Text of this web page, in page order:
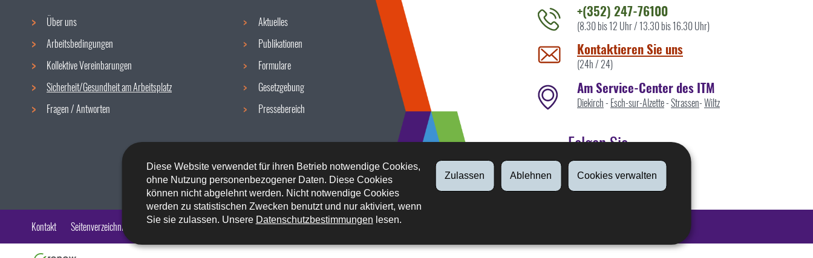
Diese Website verwendet für ihren Betrieb notwendige Cookies,
ohne Nutzung personenbezogener Daten. Diese Cookies
können nicht abgelehnt werden. Nicht notwendige Cookies
werden zu statistischen Zwecken benutzt und nur aktiviert, wenn
Sie sie zulassen. Unsere Datenschutzbestimmungen lesen.
Zulassen Ablehnen Cookies verwalten
Navigationsmenü
Über uns
Arbeitsbedingungen
Kollektive Vereinbarungen
Sicherheit/Gesundheit am Arbeitsplatz
Fragen / Antworten
Aktuelles
Publikationen
Formulare
Gesetzgebung
Pressebereich
Kontaktieren
Sie
uns
+(352) 247-76100
(8.30 bis 12 Uhr / 13.30 bis 16.30 Uhr)
Kontaktieren Sie uns
(24h / 24)
Am Service-Center des ITM
Diekirch- Esch-sur-Alzette-Strassen-Wiltz
Folgen Sie
Linkedin
Kontakt Seitenverzeichnis Impressum Barrierefreiheit Rechtliche Aspekte Datenschutz